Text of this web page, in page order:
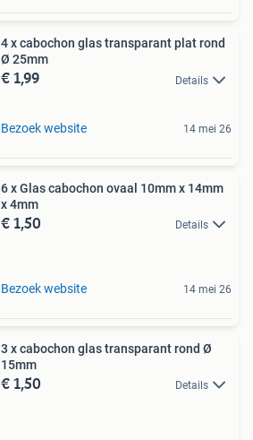
4 x cabochon glas transparant plat rond
Ø 25mm
€ 1,99 Details
Bezoek website 14 mei 26
6 x Glas cabochon ovaal 10mm x 14mm
x 4mm
€ 1,50 Details
Bezoek website 14 mei 26
3 x cabochon glas transparant rond Ø
15mm
€ 1,50 Details